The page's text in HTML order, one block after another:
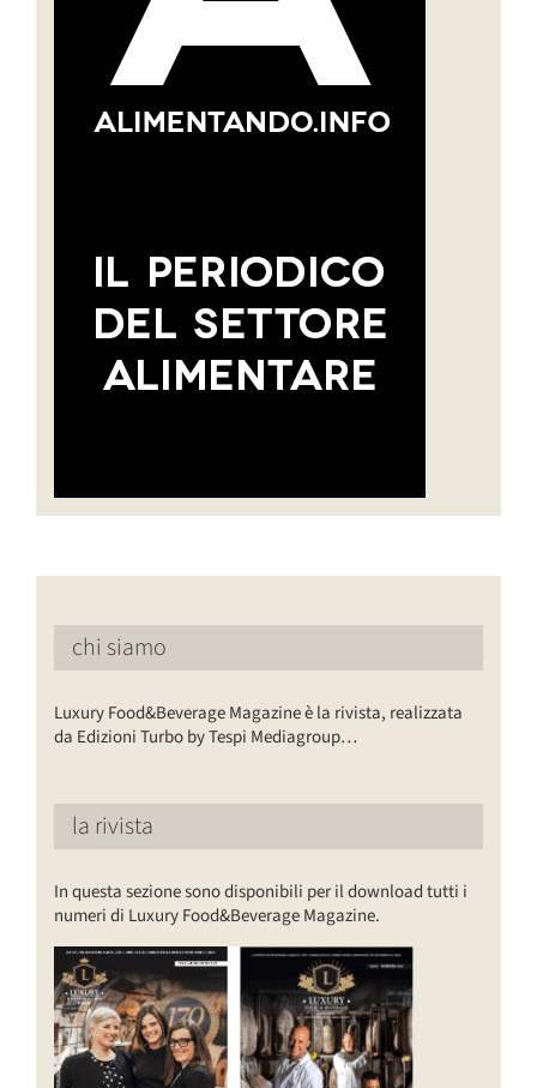
chi siamo
Luxury Food&Beverage Magazine è la rivista, realizzata
da Edizioni Turbo by Tespi Mediagroup…
la rivista
In questa sezione sono disponibili per il download tutti i
numeri di Luxury Food&Beverage Magazine.